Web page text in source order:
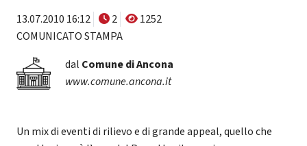
13.07.2010 16:12 2
1252
COMUNICATO STAMPA
dal Comune di Ancona
www.comune.ancona.it
Un mix di eventi di rilievo e di grande appeal, quello che